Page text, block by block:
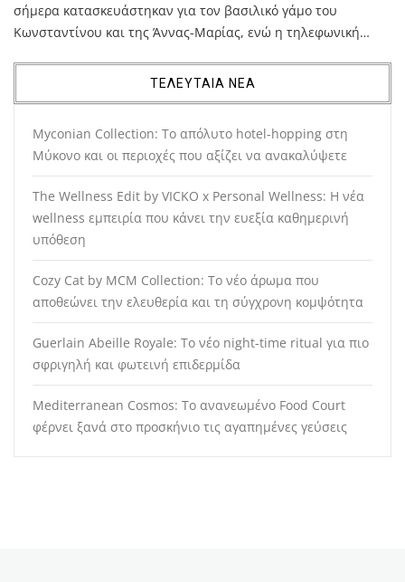
σήµερα κατασκευάστηκαν για τον βασιλικό γάµο του
Κωνσταντίνου και της Άννας-Μαρίας, ενώ η τηλεφωνική…
ΤΕΛΕΥΤΑΙΑ ΝΕΑ
Myconian Collection: Το απόλυτο hotel-hopping στη
Μύκονο και οι περιοχές που αξίζει να ανακαλύψετε
The Wellness Edit by VICKO x Personal Wellness: Η νέα
wellness εμπειρία που κάνει την ευεξία καθημερινή
υπόθεση
Cozy Cat by MCM Collection: Το νέο άρωμα που
αποθεώνει την ελευθερία και τη σύγχρονη κομψότητα
Guerlain Abeille Royale: Το νέο night-time ritual για πιο
σφριγηλή και φωτεινή επιδερμίδα
Mediterranean Cosmos: Το ανανεωμένο Food Court
φέρνει ξανά στο προσκήνιο τις αγαπημένες γεύσεις